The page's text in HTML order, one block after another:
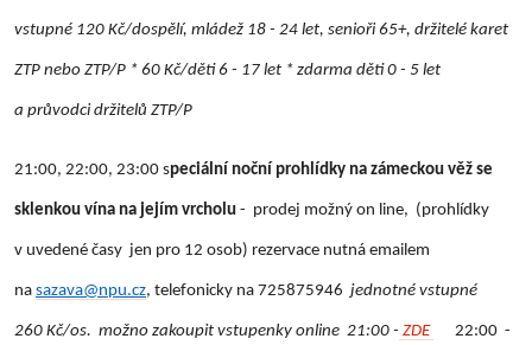
vstupné 120 Kč/dospělí, mládež 18 - 24 let, senioři 65+, držitelé karet
ZTP nebo ZTP/P * 60 Kč/děti 6 - 17 let * zdarma děti 0 - 5 let
a průvodci držitelů ZTP/P
21:00, 22:00, 23:00 speciální noční prohlídky na zámeckou věž se
sklenkou vína na jejím vrcholu - prodej možný on line, (prohlídky
v uvedené časy jen pro 12 osob) rezervace nutná emailem
na sazava@npu.cz, telefonicky na 725875946 jednotné vstupné
260 Kč/os. možno zakoupit vstupenky online 21:00 - ZDE 22:00 -